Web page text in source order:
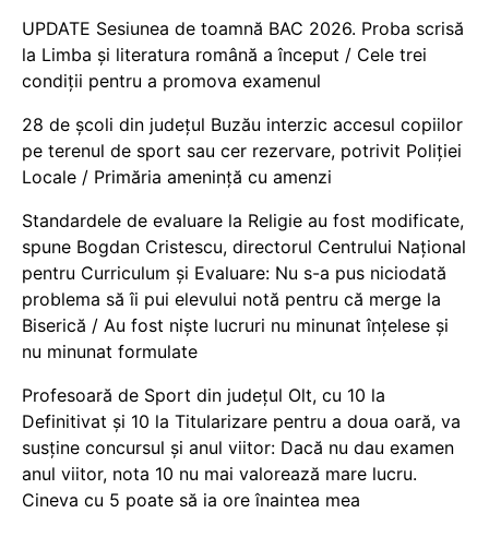
UPDATE Sesiunea de toamnă BAC 2026. Proba scrisă
la Limba și literatura română a început / Cele trei
condiții pentru a promova examenul
28 de școli din județul Buzău interzic accesul copiilor
pe terenul de sport sau cer rezervare, potrivit Poliției
Locale / Primăria amenință cu amenzi
Standardele de evaluare la Religie au fost modificate,
spune Bogdan Cristescu, directorul Centrului Național
pentru Curriculum și Evaluare: Nu s-a pus niciodată
problema să îi pui elevului notă pentru că merge la
Biserică / Au fost niște lucruri nu minunat înțelese și
nu minunat formulate
Profesoară de Sport din județul Olt, cu 10 la
Definitivat și 10 la Titularizare pentru a doua oară, va
susține concursul și anul viitor: Dacă nu dau examen
anul viitor, nota 10 nu mai valorează mare lucru.
Cineva cu 5 poate să ia ore înaintea mea